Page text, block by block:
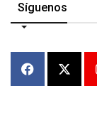
Síguenos